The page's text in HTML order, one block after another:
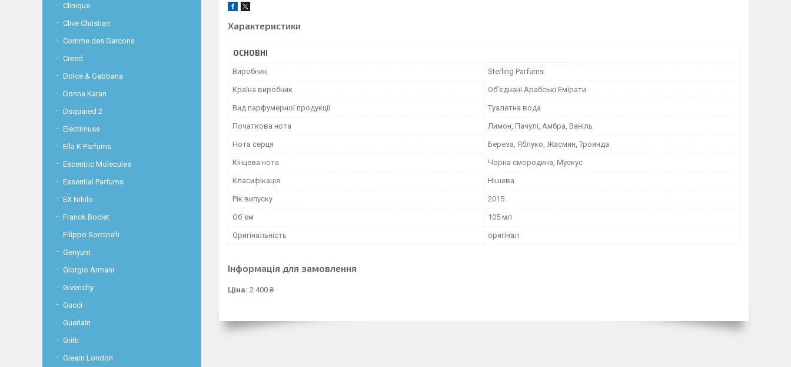
Характеристики
ОСНОВНІ
Виробник Sterling Parfums
Країна виробник Об'єднані Арабські Емірати
Вид парфумерної продукції Туалетна вода
Початкова нота Лимон, Пачулі, Амбра, Ваніль
Нота серця Береза, Яблуко, Жасмин, Троянда
Кінцева нота Чорна смородина, Мускус
Класифікація Нішева
Рік випуску 2015
Об`єм 105 мл
Оригінальність оригінал
Інформація для замовлення
Ціна: 2 400 ₴
Clinique
Clive Christian
Comme des Garcons
Creed
Dolce & Gabbana
Donna Karan
Dsquared 2
Electimuss
Ella K Parfums
Escentric Molecules
Essential Parfums
EX Nihilo
Franck Boclet
Filippo Sorcinelli
Genyum
Giorgio Armani
Givenchy
Gucci
Guerlain
Gritti
Gleam London